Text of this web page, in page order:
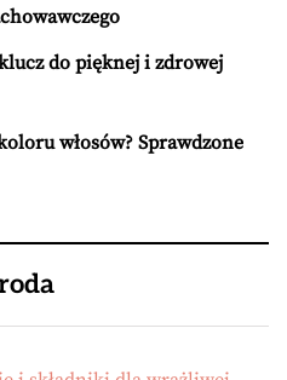
do pięknej i zdrowej
włosów? Sprawdzone